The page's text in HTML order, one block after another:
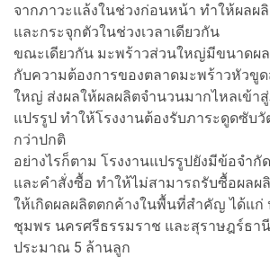
จากภาวะแล้งในช่วงก่อนหน้า ทำให้ผลผ
และกระจุกตัวในช่วงเวลาเดียวกัน
ขณะเดียวกัน มะพร้าวส่วนใหญ่มีขนาดผล
กับความต้องการของตลาดมะพร้าวหัวขู
ใหญ่ ส่งผลให้ผลผลิตจำนวนมากไหลเข้า
แปรรูป ทำให้โรงงานต้องรับภาระดูดซับ
กว่าปกติ
อย่างไรก็ตาม โรงงานแปรรูปยังมีข้อจำกั
และคำสั่งซื้อ ทำให้ไม่สามารถรับซื้อผลผ
ให้เกิดผลผลิตตกค้างในพื้นที่สำคัญ ได้แก่
ชุมพร นครศรีธรรมราช และสุราษฎร์ธา
ประมาณ 5 ล้านลูก